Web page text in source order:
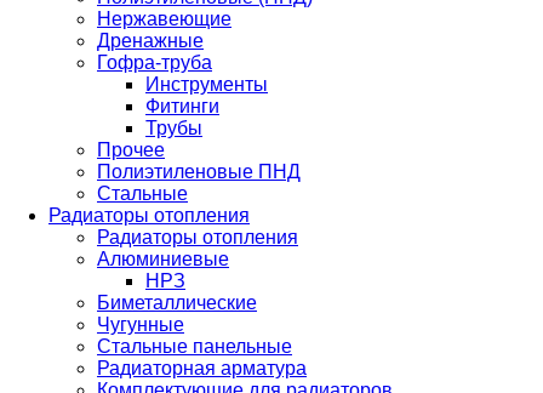
Нержавеющие
Дренажные
Гофра-труба
Инструменты
Фитинги
Трубы
Прочее
Полиэтиленовые ПНД
Стальные
Радиаторы отопления
Радиаторы отопления
Алюминиевые
НРЗ
Биметаллические
Чугунные
Стальные панельные
Радиаторная арматура